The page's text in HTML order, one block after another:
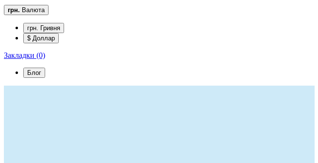
грн. Валюта
грн. Гривня
$ Доллар
Закладки (0)
Блог